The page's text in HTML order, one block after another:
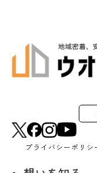
プライバシーポリシ